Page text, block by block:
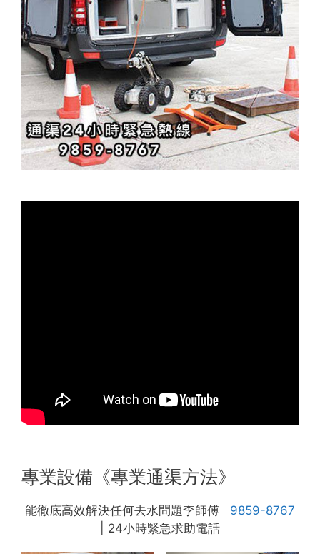
專業設備《專業通渠方法》
能徹底高效解決任何去水問題李師傅
9859-8767
| 24小時緊急求助電話